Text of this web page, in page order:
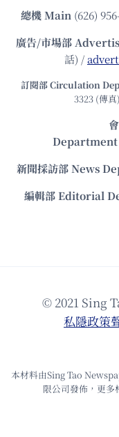
總機Main (626)
廣告/市場部
話) /
訂閱部 Circulation
3323 (傳真)
Department
新聞採訪部 News
編輯部 Editorial
© 2021 Sing
私隱政策
本材料由Sing Tao
限公司發佈，更多